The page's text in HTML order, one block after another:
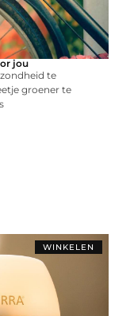
jou
te
groener te
WINKELEN